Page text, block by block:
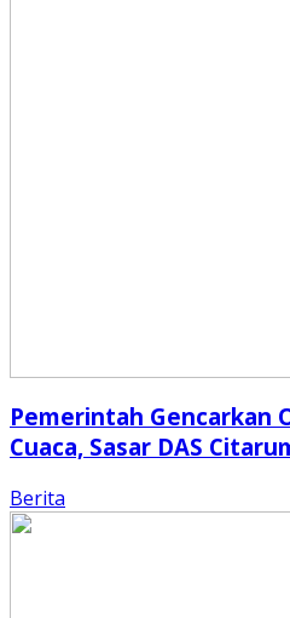
Pemerintah Gencarkan
Cuaca, Sasar DAS
Berita